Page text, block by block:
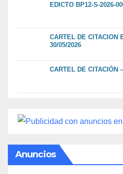
EDICTO BP12-S-2026-
CARTEL DE CITACION
30/05/2026
CARTEL DE CITACIÓN
Anuncios